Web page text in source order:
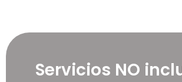
Servicios NO